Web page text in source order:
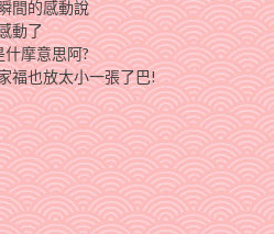
間的感動說
動了
什摩意思阿?
福也放太小一張了巴!